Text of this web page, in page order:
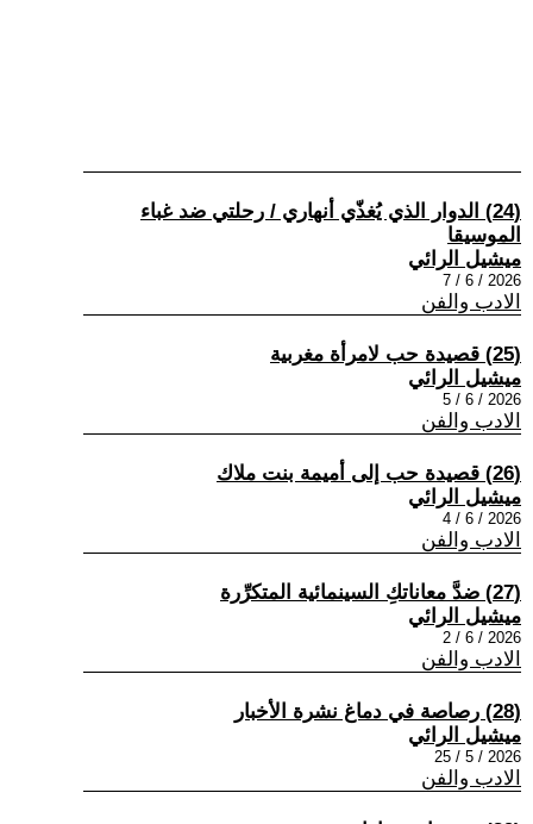
(24) الدوار الذي يُغذّي أنهاري / رحلتي ضد غباء
الموسيقا
ميشيل الرائي
2026 / 6 / 7
الادب والفن
(25) قصيدة حب لامرأة مغربية
ميشيل الرائي
2026 / 6 / 5
الادب والفن
(26) قصيدة حب إلى أميمة بنت ملاك
ميشيل الرائي
2026 / 6 / 4
الادب والفن
(27) ضدَّ معاناتكِ السينمائية المتكرِّرة
ميشيل الرائي
2026 / 6 / 2
الادب والفن
(28) رصاصة في دماغ نشرة الأخبار
ميشيل الرائي
2026 / 5 / 25
الادب والفن